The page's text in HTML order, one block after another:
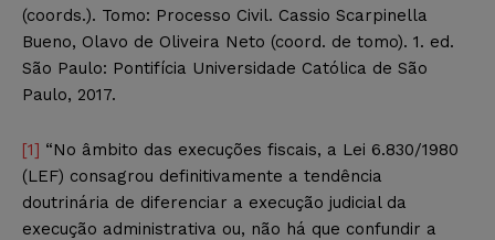
(coords.). Tomo: Processo Civil. Cassio Scarpinella
Bueno, Olavo de Oliveira Neto (coord. de tomo). 1. ed.
São Paulo: Pontifícia Universidade Católica de São
Paulo, 2017.
[1] “No âmbito das execuções fiscais, a Lei 6.830/1980
(LEF) consagrou definitivamente a tendência
doutrinária de diferenciar a execução judicial da
execução administrativa ou, não há que confundir a